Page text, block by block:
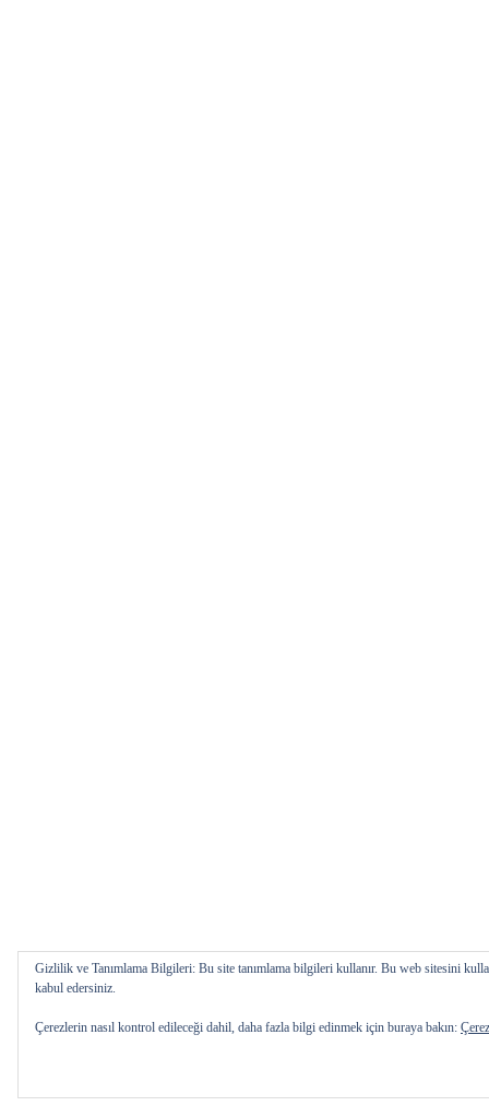
Gizlilik ve Tanımlama Bilgileri: Bu site tanımlama bilgileri kullanır. Bu web sitesini
kabul edersiniz.
Çerezlerin nasıl kontrol edileceği dahil, daha fazla bilgi edinmek için buraya bakın: